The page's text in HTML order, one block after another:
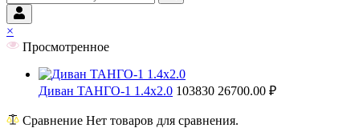
×
Просмотренное
Диван ТАНГО-1 1.4х2.0 103830 26700.00 ₽
Сравнение Нет товаров для сравнения.